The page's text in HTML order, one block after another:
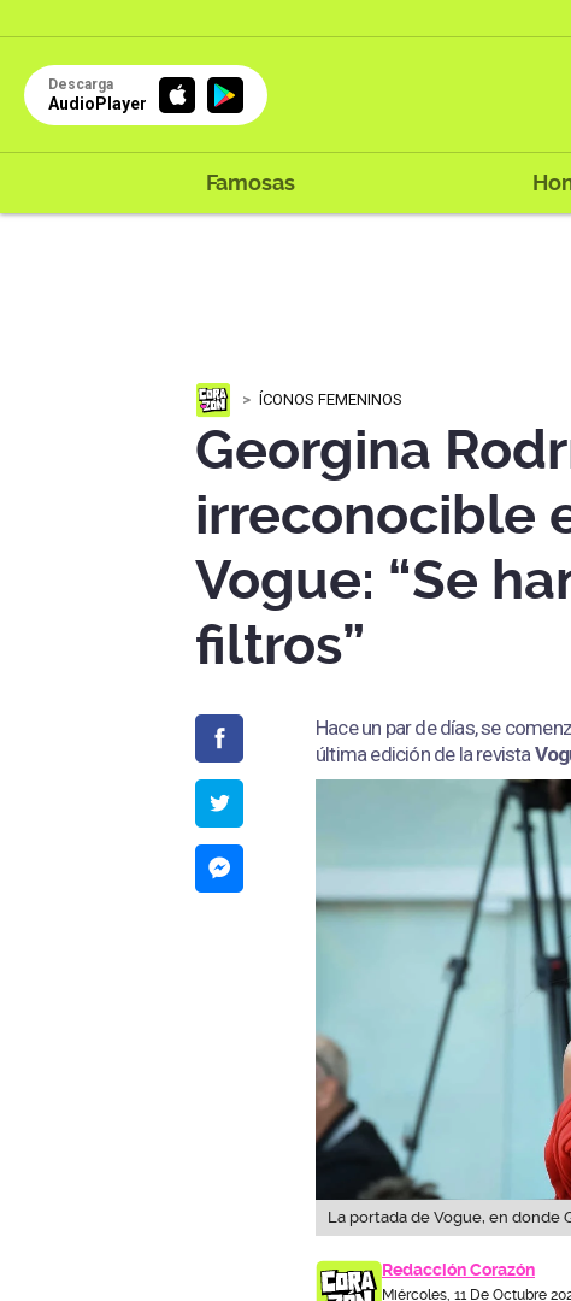
Descarga
AudioPlayer
Famosas
ÍCONOS FEMENINOS
Georgina
irreconocible
Vogue: “Se
filtros”
Hace un par de días, se
última edición de la revista
La portada de Vogue, en donde
Redacción Corazón
Miércoles, 11 De Octubre